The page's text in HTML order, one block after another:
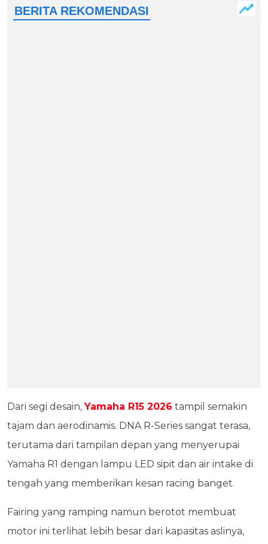
Dari segi desain,Yamaha R15 2026 tampil semakin
tajam dan aerodinamis. DNA R-Series sangat terasa,
terutama dari tampilan depan yang menyerupai
Yamaha R1 dengan lampu LED sipit dan air intake di
tengah yang memberikan kesan racing banget.
Fairing yang ramping namun berotot membuat
motor ini terlihat lebih besar dari kapasitas aslinya,